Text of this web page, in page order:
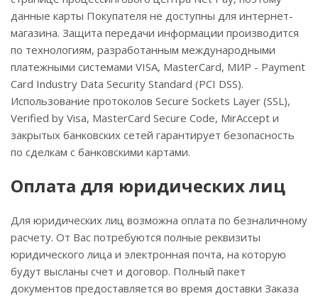
данные карты Покупателя не доступны для интернет-
магазина. Защита передачи информации производится
по технологиям, разработанным международными
платежными системами VISA, MasterCard, МИР - Payment
Card Industry Data Security Standard (PCI DSS).
Использование протоколов Secure Sockets Layer (SSL),
Verified by Visa, MasterCard Secure Code, MirAccept и
закрытых банковских сетей гарантирует безопасность
по сделкам с банковскими картами.
Оплата для юридических лиц
Для юридических лиц возможна оплата по безналичному
расчету. От Вас потребуются полные реквизиты
юридического лица и электронная почта, на которую
будут высланы счет и договор. Полный пакет
документов предоставляется во время доставки Заказа